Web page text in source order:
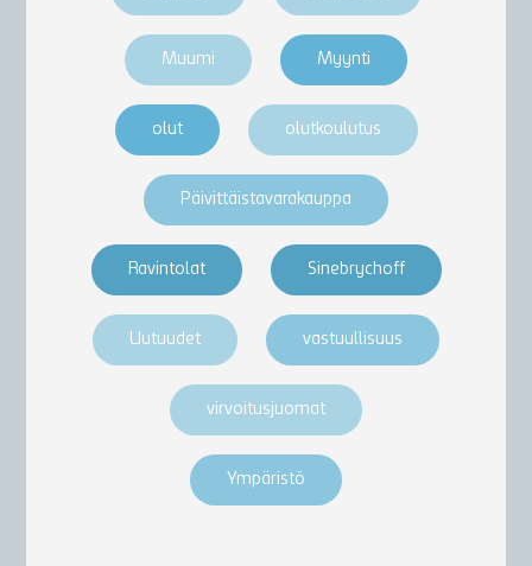
Muumi Myynti
olut olutkoulutus
Päivittäistavarakauppa
Ravintolat Sinebrychoff
Uutuudet vastuullisuus
virvoitusjuomat
Ympäristö